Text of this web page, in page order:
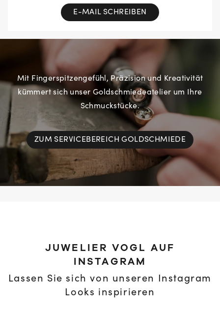
E-MAIL SCHREIBEN
Mit Fingerspitzengefühl, Präzision und Kreativität
kümmert sich unser Goldschmiedeatelier um Ihre
Schmuckstücke.
ZUM SERVICEBEREICH GOLDSCHMIEDE
JUWELIER VOGL AUF
INSTAGRAM
Lassen Sie sich von unseren Instagram
Looks inspirieren